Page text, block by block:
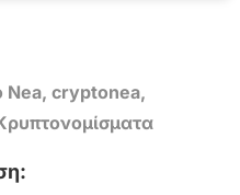
Nea, cryptonea,